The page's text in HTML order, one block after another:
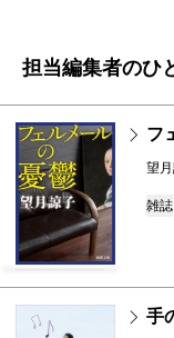
担当編集者のひ
フ
望
雑誌
手